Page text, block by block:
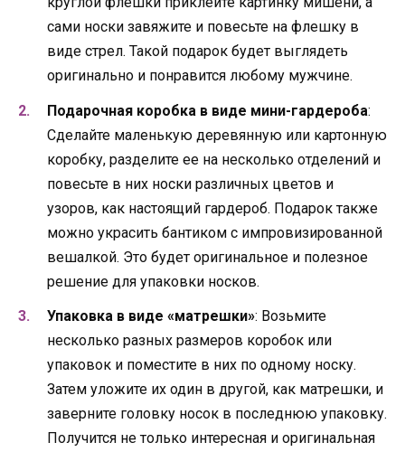
сами носки завяжите и повесьте на флешку в
виде стрел. Такой подарок будет выглядеть
оригинально и понравится любому мужчине.
Подарочная коробка в виде мини-гардероба:
Сделайте маленькую деревянную или картонную
коробку, разделите ее на несколько отделений и
повесьте в них носки различных цветов и
узоров, как настоящий гардероб. Подарок также
можно украсить бантиком с импровизированной
вешалкой. Это будет оригинальное и полезное
решение для упаковки носков.
Упаковка в виде «матрешки»: Возьмите
несколько разных размеров коробок или
упаковок и поместите в них по одному носку.
Затем уложите их один в другой, как матрешки, и
заверните головку носок в последнюю упаковку.
Получится не только интересная и оригинальная